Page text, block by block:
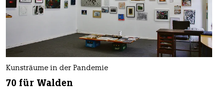
Kunsträume in der Pandemie
70 für Walden